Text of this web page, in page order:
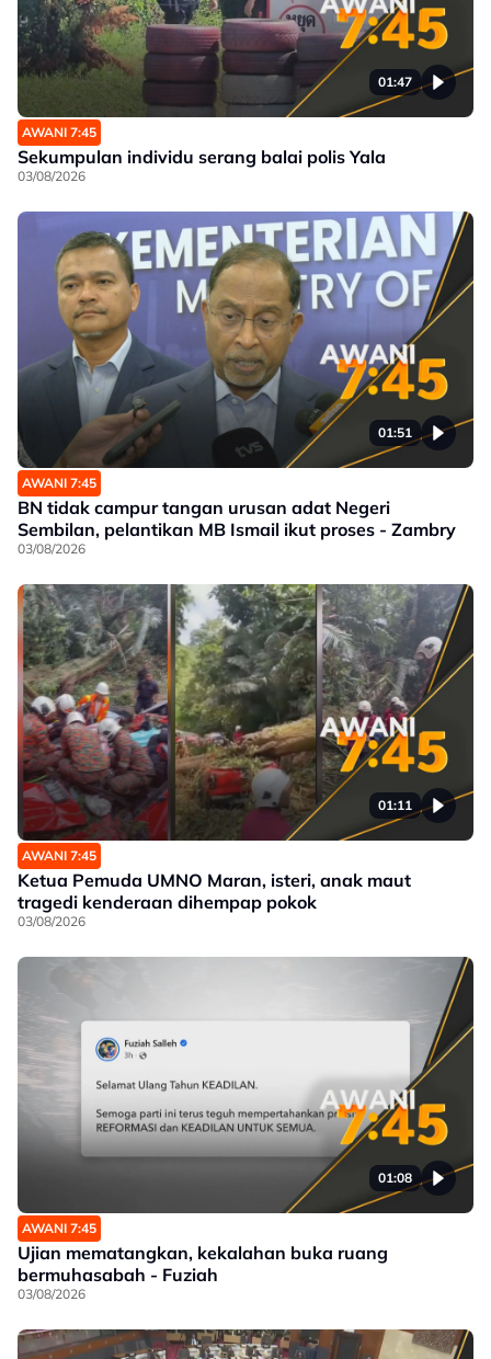
01:47
AWANI 7:45
Sekumpulan individu serang balai polis Yala
03/08/2026
01:51
AWANI 7:45
BN tidak campur tangan urusan adat Negeri
Sembilan, pelantikan MB Ismail ikut proses - Zambry
03/08/2026
01:11
AWANI 7:45
Ketua Pemuda UMNO Maran, isteri, anak maut
tragedi kenderaan dihempap pokok
03/08/2026
01:08
AWANI 7:45
Ujian mematangkan, kekalahan buka ruang
bermuhasabah - Fuziah
03/08/2026